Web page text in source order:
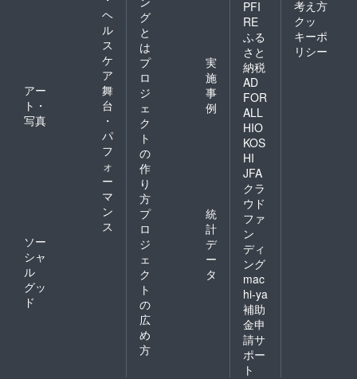
ヘ
ル
ス
ケ
ア
アー
ト・
写真
舞
台
・
パ
フ
ォ
ー
マ
ン
ス
ソー
シャ
ル
グッ
ド
グ
と
は
プ
ロ
ジ
ェ
ク
ト
の
作
り
方
実
施
事
例
プ
ロ
ジ
ェ
ク
ト
の
広
め
方
統
計
デ
ー
タ
PFI
RE
ふる
さと
納税
AD
FOR
ALL
HIO
KOS
HI
JFA
クラ
ウド
ファ
ン
ディ
ング
mac
hi-ya
補助
金申
請サ
ポー
ト
考え方
クッ
キーポ
リシー